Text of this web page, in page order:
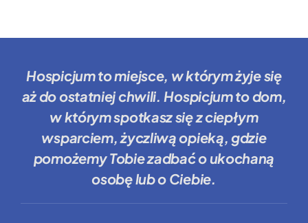
Hospicjum to miejsce, w którym żyje się
aż do ostatniej chwili. Hospicjum to dom,
w którym spotkasz się z ciepłym
wsparciem, życzliwą opieką, gdzie
pomożemy Tobiezadbać o ukochaną
osobę lub o Ciebie.